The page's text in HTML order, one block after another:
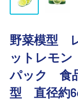
野菜模型
ットレモ
パック 食
型 直径約